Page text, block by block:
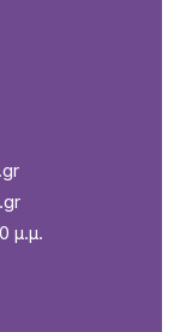
μ.μ.